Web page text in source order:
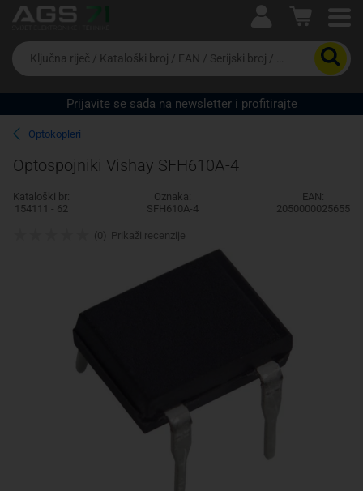
Ova postavka prilagođava asortiman proizvoda i
cijene vašim potrebama.
Pravno lice
Da
biste
potražili
proizvod,
unesite
ključnu
riječ,
kataloški
broj,
EAN
ili
Prijavite se sada na newsletter i profitirajte
Optokopleri
Optospojniki Vishay SFH610A-4
Kataloški br:
154111 - 62
Oznaka:
SFH610A-4
EAN:
2050000025655
(0) Prikaži recenzije